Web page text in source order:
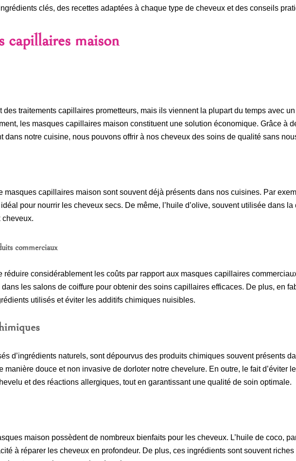
clés, des recettes adaptées à chaque type de cheveux et des conseils
capillaires maison
traitements capillaires prometteurs, mais ils viennent la plupart du temps avec
les masques capillaires maison constituent une solution économique. Grâce à
dans notre cuisine, nous pouvons offrir à nos cheveux des soins de qualité sans
capillaires maison sont souvent déjà présents dans nos cuisines. Par
pour nourrir les cheveux secs. De même, l’huile d’olive, souvent utilisée dans la
cheveux.
commerciaux
réduire considérablement les coûts par rapport aux masques capillaires
les salons de coiffure pour obtenir des soins capillaires efficaces. De plus, en
utilisés et éviter les additifs chimiques nuisibles.
d’ingrédients naturels, sont dépourvus des produits chimiques souvent présents
douce et non invasive de dorloter notre chevelure. En outre, le fait d’éviter
et des réactions allergiques, tout en garantissant une qualité de soin optimale.
maison possèdent de nombreux bienfaits pour les cheveux. L’huile de coco,
à réparer les cheveux en profondeur. De plus, ces ingrédients sont souvent